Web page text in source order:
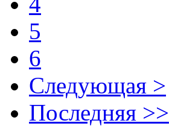
5
6
Следующая >
Последняя >>